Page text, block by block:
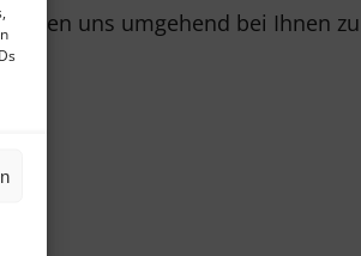
uns umgehend bei Ihnen